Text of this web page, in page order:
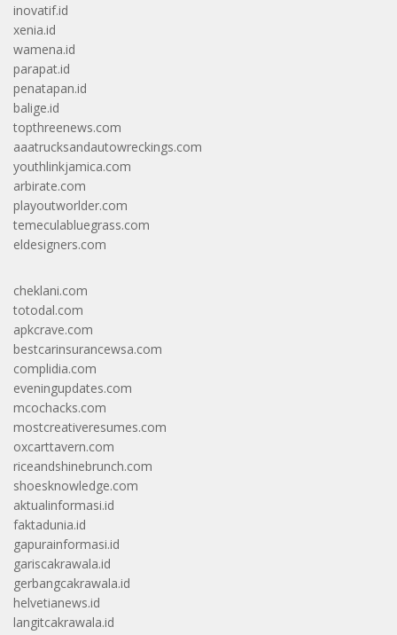
inovatif.id
xenia.id
wamena.id
parapat.id
penatapan.id
balige.id
topthreenews.com
aaatrucksandautowreckings.com
youthlinkjamica.com
arbirate.com
playoutworlder.com
temeculabluegrass.com
eldesigners.com
cheklani.com
totodal.com
apkcrave.com
bestcarinsurancewsa.com
complidia.com
eveningupdates.com
mcochacks.com
mostcreativeresumes.com
oxcarttavern.com
riceandshinebrunch.com
shoesknowledge.com
aktualinformasi.id
faktadunia.id
gapurainformasi.id
gariscakrawala.id
gerbangcakrawala.id
helvetianews.id
langitcakrawala.id